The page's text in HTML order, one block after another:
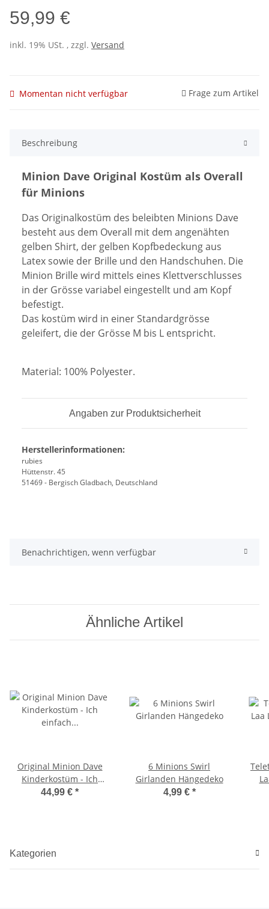
59,99 €
inkl. 19% USt. , zzgl. Versand
Momentan nicht verfügbar Frage zum Artikel
Beschreibung
Minion Dave Original Kostüm als Overall
für Minions
Das Originalkostüm des beleibten Minions Dave
besteht aus dem Overall mit dem angenähten
gelben Shirt, der gelben Kopfbedeckung aus
Latex sowie der Brille und den Handschuhen. Die
Minion Brille wird mittels eines Klettverschlusses
in der Grösse variabel eingestellt und am Kopf
befestigt.
Das kostüm wird in einer Standardgrösse
geleifert, die der Grösse M bis L entspricht.
Material: 100% Polyester.
Angaben zur Produktsicherheit
Herstellerinformationen:
rubies
Hüttenstr. 45
51469 - Bergisch Gladbach, Deutschland
Benachrichtigen, wenn verfügbar
Ähnliche Artikel
Original Minion Dave
Kinderkostüm - Ich
einfach unverbesserlich
44,99 € *
6 Minions Swirl
Girlanden Hängedeko
4,99 € *
Kategorien